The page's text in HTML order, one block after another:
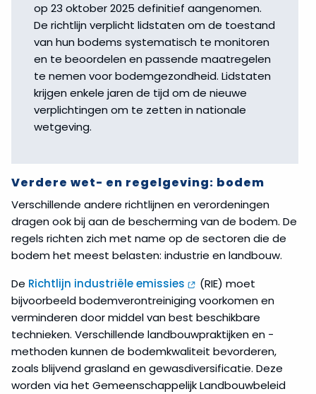
op 23 oktober 2025 definitief aangenomen.
De richtlijn verplicht lidstaten om de toestand
van hun bodems systematisch te monitoren
en te beoordelen en passende maatregelen
te nemen voor bodemgezondheid. Lidstaten
krijgen enkele jaren de tijd om de nieuwe
verplichtingen om te zetten in nationale
wetgeving.
Verdere wet- en regelgeving: bodem
Verschillende andere richtlijnen en verordeningen
dragen ook bij aan de bescherming van de bodem. De
regels richten zich met name op de sectoren die de
bodem het meest belasten: industrie en landbouw.
De Richtlijn industriële emissies
(RIE) moet
bijvoorbeeld bodemverontreiniging voorkomen en
verminderen door middel van best beschikbare
technieken. Verschillende landbouwpraktijken en -
methoden kunnen de bodemkwaliteit bevorderen,
zoals blijvend grasland en gewasdiversificatie. Deze
worden via het Gemeenschappelijk Landbouwbeleid